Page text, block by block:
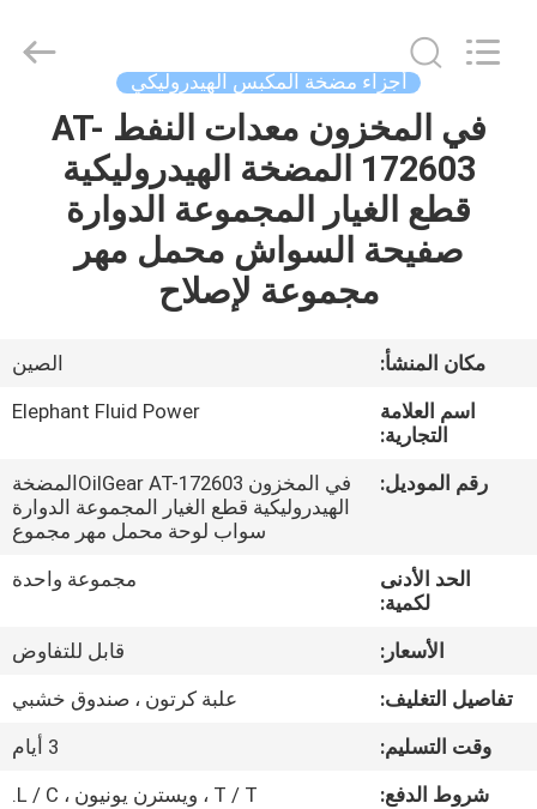
منزل،
منتجات
مراقبة
الجودة
اتصل
Co.,Ltd.
أجزاء مضخة المكبس الهيدروليكي
في المخزون معدات النفط AT-
172603 المضخة الهيدروليكية
قطع الغيار المجموعة الدوارة
صفيحة السواش محمل مهر
مجموعة لإصلاح
مكان المنشأ:
الصين
اسم العلامة
التجارية:
Elephant Fluid Power
رقم الموديل:
في المخزون OilGear AT-172603المضخة
الهيدروليكية قطع الغيار المجموعة الدوارة
سواب لوحة محمل مهر مجموع
الحد الأدنى
لكمية:
مجموعة واحدة
الأسعار:
قابل للتفاوض
تفاصيل التغليف:
علبة كرتون ، صندوق خشبي
وقت التسليم:
3 أيام
شروط الدفع:
T / T ، ويسترن يونيون ، L / C.